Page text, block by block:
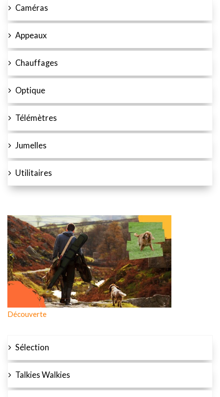
Caméras
Appeaux
Chauffages
Optique
Télémètres
Jumelles
Utilitaires
Découverte
Sélection
Talkies Walkies